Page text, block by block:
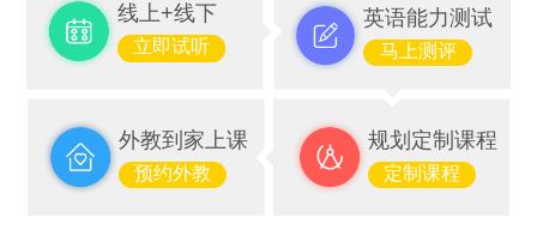
线上+线下
立即试听
英语能力测试
马上测评
外教到家上课
预约外教
规划定制课程
定制课程